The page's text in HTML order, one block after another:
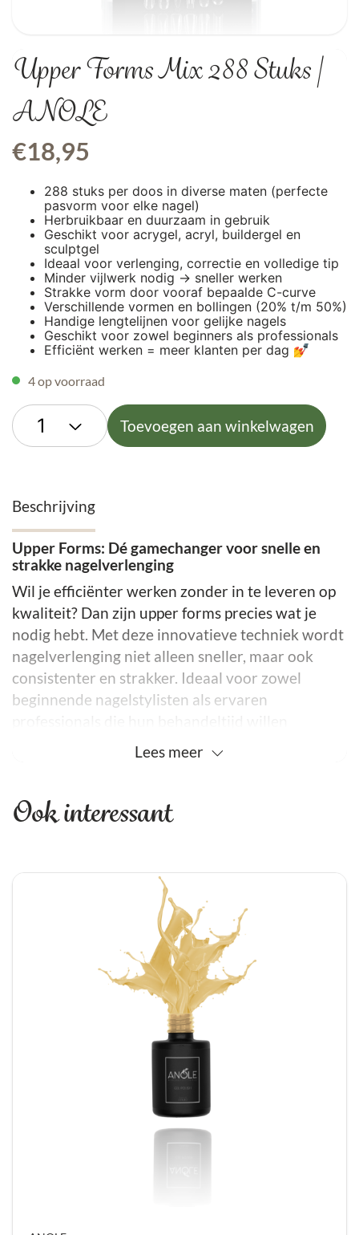
Upper Forms Mix 288 Stuks |
ANOLE
€18,95
288 stuks per doos in diverse maten (perfecte
pasvorm voor elke nagel)
Herbruikbaar en duurzaam in gebruik
Geschikt voor acrygel, acryl, buildergel en
sculptgel
Ideaal voor verlenging, correctie en volledige tip
Minder vijlwerk nodig → sneller werken
Strakke vorm door vooraf bepaalde C-curve
Verschillende vormen en bollingen (20% t/m 50%)
Handige lengtelijnen voor gelijke nagels
Geschikt voor zowel beginners als professionals
Efficiënt werken = meer klanten per dag 💅
4 op voorraad
Toevoegen aan winkelwagen
Beschrijving
Upper Forms: Dé gamechanger voor snelle en
strakke nagelverlenging
Wil je efficiënter werken zonder in te leveren op
kwaliteit? Dan zijn upper forms precies wat je
nodig hebt. Met deze innovatieve techniek wordt
nagelverlenging niet alleen sneller, maar ook
consistenter en strakker. Ideaal voor zowel
beginnende nagelstylisten als ervaren
Upper forms zijn herbruikbare vormen die je
gebruikt voor het verlengen en corrigeren van
– van duim tot pink – de perfecte pasvorm hebt.
Bovendien zijn ze ontworpen met handige
lengtelijnen, zodat je eenvoudig symmetrische en
gelijkmatige nagels creëert.
Daarnaast zijn deze forms geschikt voor
verschillende producten, zoals acrygel, acryl,
buildergel en sculptgel. Hierdoor kun je flexibel
werken en jouw favoriete techniek blijven
Waarom kiezen voor upper forms?
Ten eerste bespaar je enorm veel tijd. Doordat de
Lees meer
Ook interessant